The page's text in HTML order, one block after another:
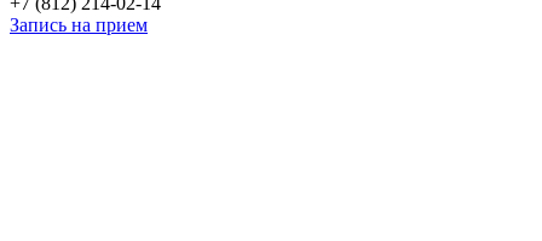
Запись на прием